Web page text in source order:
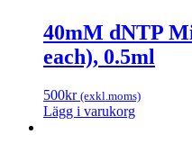
40mM dNTP
each), 0.5ml
500kr (exkl.moms)
Lägg i varukorg